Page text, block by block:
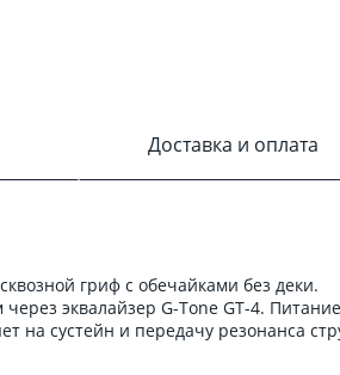
Доставка и оплата
гриф с обечайками без деки.
эквалайзер G-Tone GT-4.
на сустейн и передачу резонанса